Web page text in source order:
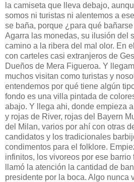
la camiseta que lleva debajo,
somos ni turistas ni alentemos a
se baña, porque ¿para qué
Agarra las monedas, su ilusión del
camino a la ribera del mal olor. En
con carteles casi extranjeros de
Dueños de Mera Figueroa. Y
muchos visitan como turistas y
entendemos por qué tiene algún
fondo es una villa pintada de
abajo. Y llega ahi, donde empieza
y rojas de River, rojas del Bayern
del Milan, varios por ahí con otras
candidatos y los tradicionales
condimentos para el folklore.
infinitos, los vivoreos por ese barrio
llamó la atención la cantidad de
presidente por la boca. Algo nunca